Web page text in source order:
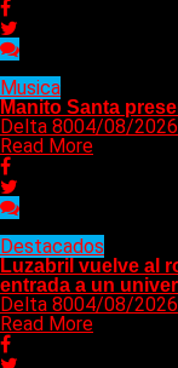
Musica
Manito Santa
Delta 8004/08/2026
Read More
Destacados
Luzabril vuelve al
entrada a un
Delta 8004/08/2026
Read More